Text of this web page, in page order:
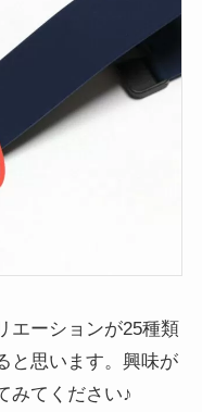
エーションが25種類
と思います。興味が
みてください♪